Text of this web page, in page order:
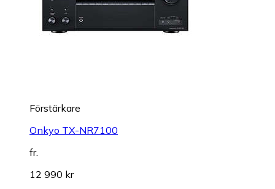
Förstärkare
Onkyo TX-NR7100
fr.
12 990 kr